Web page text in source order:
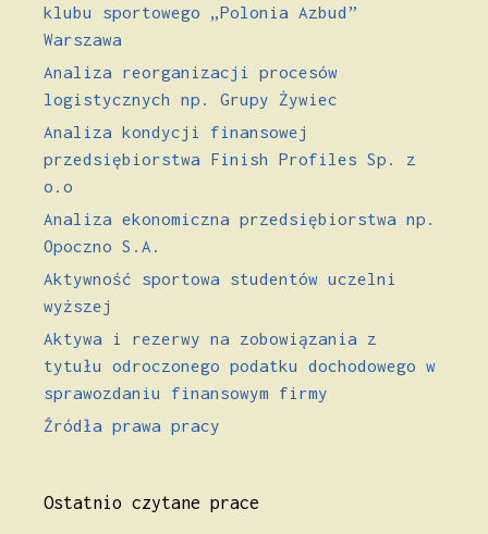
klubu sportowego „Polonia Azbud”
Warszawa
Analiza reorganizacji procesów
logistycznych np. Grupy Żywiec
Analiza kondycji finansowej
przedsiębiorstwa Finish Profiles Sp. z
o.o
Analiza ekonomiczna przedsiębiorstwa np.
Opoczno S.A.
Aktywność sportowa studentów uczelni
wyższej
Aktywa i rezerwy na zobowiązania z
tytułu odroczonego podatku dochodowego w
sprawozdaniu finansowym firmy
Źródła prawa pracy
Ostatnio czytane prace